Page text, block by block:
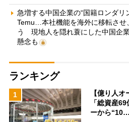
急増する中国企業の“国籍ロンダリ
Temu…本社機能を海外に移転させ
う 現地人を隠れ蓑にした中国企
懸念も
ランキング
1
【億り人
「総資産
ーから“10…